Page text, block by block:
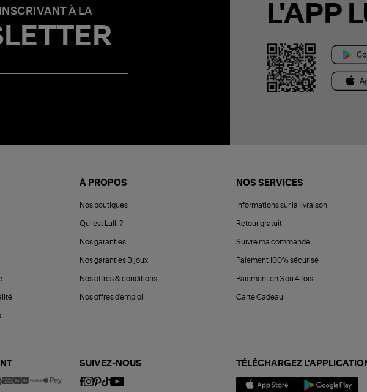
À LA L'APP
À PROPOS
Nos boutiques
Qui est Lulli ?
Nos garanties
Nos garanties Bijoux
Nos offres & conditions
Nos offres d'emploi
NOS SERVICES
Informations sur la livraison
Retour gratuit
Suivre ma commande
Paiement 100% sécurisé
Paiement en 3 ou 4 fois
Carte Cadeau
SUIVEZ-NOUS TÉLÉCHARGEZ